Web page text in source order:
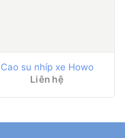
Cao su nhíp xe Howo
Liên hệ